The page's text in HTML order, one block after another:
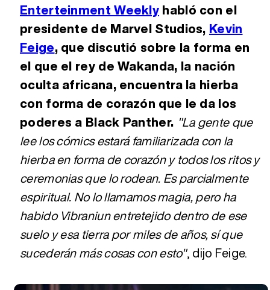
Enterteinment Weekly habló con el
presidente de Marvel Studios, Kevin
Feige, que discutió sobre la forma en
el que el rey de Wakanda, la nación
oculta africana, encuentra la hierba
con forma de corazón que le da los
poderes a Black Panther. "La gente que
lee los cómics estará familiarizada con la
hierba en forma de corazón y todos los ritos y
ceremonias que lo rodean. Es parcialmente
espiritual. No lo llamamos magia, pero ha
habido Vibraniun entretejido dentro de ese
suelo y esa tierra por miles de años, sí que
sucederán más cosas con esto", dijo Feige.